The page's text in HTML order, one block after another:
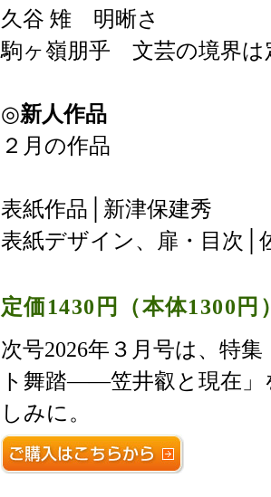
久谷 雉 明晰さ
駒ヶ嶺朋乎 文芸の境界は
◎新人作品
２月の作品
表紙作品│新津保建秀
表紙デザイン、扉・目次│
定価1430円（本体1300円
次号2026年３月号は、特
ト舞踏――笠井叡と現在」
しみに。